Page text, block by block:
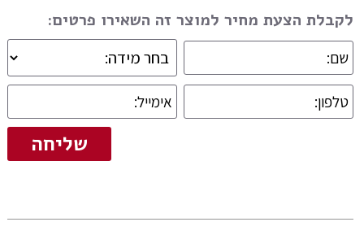
לקבלת הצעת מחיר למוצר זה השאירו פרטים: